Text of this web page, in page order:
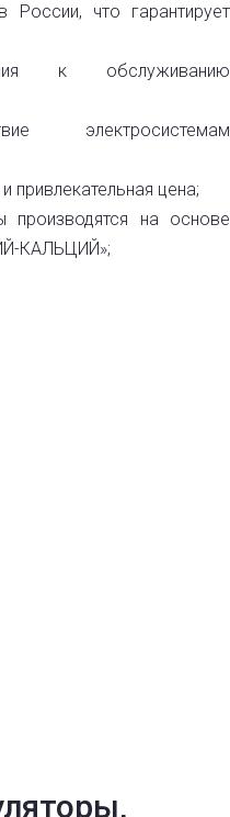
России, что гарантирует
к обслуживанию
электросистемам
привлекательная цена;
производятся на основе
КАЛЬЦИЙ»;